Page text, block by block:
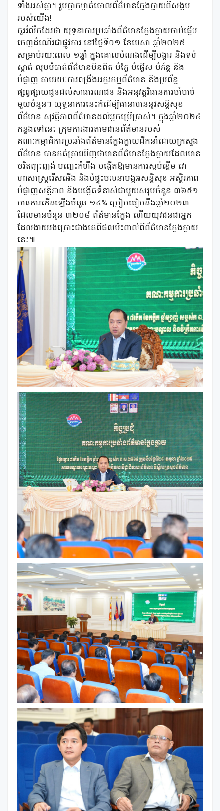
ទាំងអស់គ្នា។ រួមគ្នាកម្ចាត់ចោលព័ត៌មានក្លែងក្លាយពីសង្គម
របស់យើង!
គួររំលឹកដែរថា យុទ្ធនាការប្រឆាំងព័ត៌មានក្លែងក្លាយចាប់ផ្តើម
ចេញដំណើរជាផ្លូវការ នៅថ្ងៃទី០១ ខែមេសា ឆ្នាំ២០២៥
សម្រាប់រយៈពេល ១ឆ្នាំ ក្នុងគោលបំណងដើម្បីបង្ការ និងទប់
ស្កាត់ លុបបំបាត់ព័ត៌មានមិនពិត បំភ្លៃ បំផ្លើស បំភ័ន្ត និង
បំផ្លាញ តាមរយៈការពង្រឹងអក្ខរកម្មព័ត៌មាន និងប្រព័ន្ធ
ផ្សព្វផ្សាយជូនដល់សាធារណជន និងអនុវត្តវិធានការចាំបាច់
មួយចំនួន។ យុទ្ធនាការនេះក៏ដើម្បីធានាបាននូវសន្តិសុខ
ព័ត៌មាន សុវត្ថិភាពព័ត៌មានដល់អ្នកប្រើប្រាស់។ ក្នុងឆ្នាំ២០២៤
កន្លងទៅនេះ ក្រុមការងារតាមដានព័ត៌មានរបស់
គណៈកម្មាធិការប្រឆាំងព័ត៌មានក្លែងក្លាយដឹកនាំដោយក្រសួង
ព័ត៌មាន បានកត់ត្រាឃើញថាមានព័ត៌មានក្លែងក្លាយដែលមាន
ចរិតញុះញង់ បញ្ឆេះកំហឹង បង្កើតឱ្យមានការស្អប់ខ្ពើម វោ
ហាសាស្ត្ររើសអើង និងបំផ្ទុះចលនាបង្កអសន្តិសុខ អស្ថិរភាព
បំផ្លាញសន្តិភាព និងបង្កើតទំនាស់ជាមួយសរុបចំនួន ៣៦៥១
មានការកើនឡើងចំនួន ១៤% ប្រៀបធៀបនឹងឆ្នាំ២០២៣
ដែលមានចំនួន ៣២០៨ ព័ត៌មានក្លែង ហើយយុវជនជាអ្នក
ដែលងាយរងគ្រោះជាងគេពីផលប៉ះពាល់ពីព័ត៌មានក្លែងក្លាយ
នេះ៕